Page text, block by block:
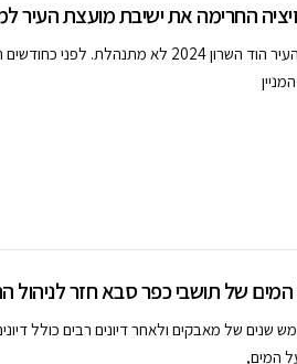
החרימה את ישיבת מועצת העיר
מועצת העיר הוד השרון 2024 לא
של תושבי כפר סבא חזר לניהול
שנים של מאבקים ולאחר דיונים רבים כולל
המים,